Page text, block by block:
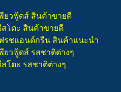
ยวฟู้ดส์ สินค้าขายดี
โตะ สินค้าขายดี
รชแอนด์กรีน สินค้าแนะนำ
ยวฟู้ดส์ รสชาติต่างๆ
โตะ รสชาติต่างๆ